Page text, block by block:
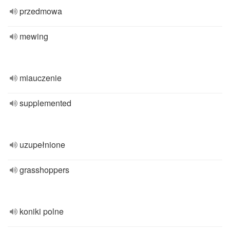
przedmowa
mewing
miauczenie
supplemented
uzupełnione
grasshoppers
koniki polne